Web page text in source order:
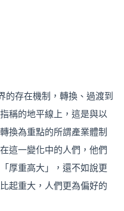
的存在機制，轉換、過渡到
稱的地平線上，這是與以
換為重點的所謂產業體制
這一變化中的人們，他們
厚重高大」，還不如說更
起重大，人們更為偏好的